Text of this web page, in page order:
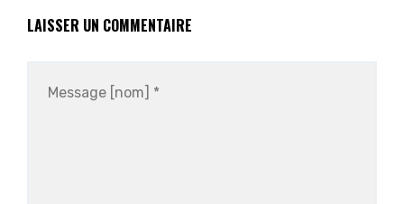
LAISSER UN COMMENTAIRE